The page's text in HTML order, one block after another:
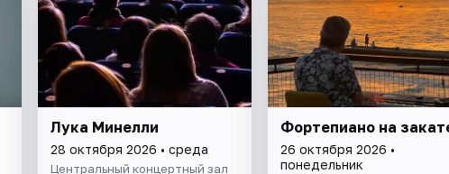
Лука Минелли
28 октября 2026 • среда
Центральный концертный зал
Фортепиано на
26 октября 2026 •
понедельник